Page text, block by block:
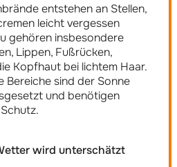
entstehen an Stellen,
leicht vergessen
gehören insbesondere
Lippen, Fußrücken,
Kopfhaut bei lichtem Haar.
Bereiche sind der Sonne
und benötigen
wird unterschätzt